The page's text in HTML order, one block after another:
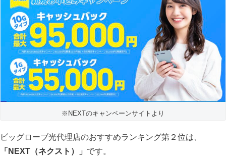
※ NEXTのキャンペーンサイトより
ビッグローブ光代理店のおすすめランキング第２位は、
「NEXT（ネクスト）」 です。